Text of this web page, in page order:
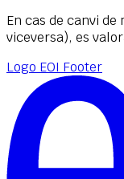
En cas de canvi
viceversa), es
Logo EOI Footer